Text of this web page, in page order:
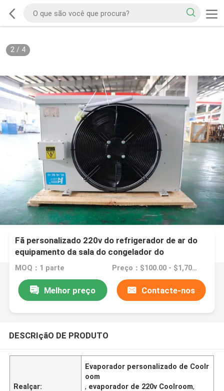
2/ 4
Fã personalizado 220v do refrigerador de ar do
equipamento da sala do congelador do
evaporador de Coolroom único
MOQ：1 parte Preço：$100.00 - $1,700.00/sets
Melhor preço Contacte-nos
DESCRIçãO DE PRODUTO
Realçar:
Evaporador personalizado de Coolr
oom
, evaporador de 220v Coolroom,